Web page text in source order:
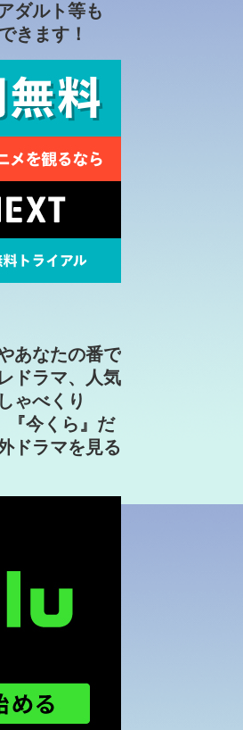
ダルト等も
きます！
あなたの番で
ドラマ、人気
ゃべくり
『今くら』だ
ドラマを見る